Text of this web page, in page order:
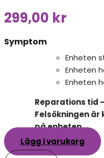
299,00 kr
Symptom
Enheten
Enheten
Enheten
Reparations tid
Felsökningen
på enheten
Lägg i varukorg